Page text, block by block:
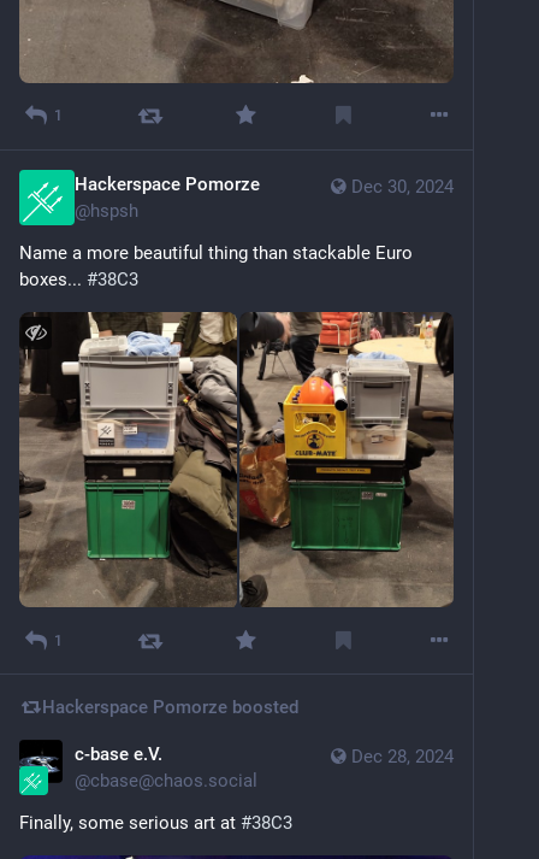
1
Dec 30, 2024
Hackerspace Pomorze
@hspsh
Name a more beautiful thing than stackable Euro
boxes... #38C3
1
Hackerspace Pomorze boosted
Dec 28, 2024
c-base e.V.
@cbase@chaos.social
Finally, some serious art at #38C3